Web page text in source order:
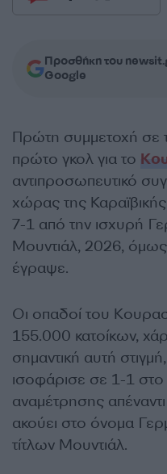
Προσθήκη του
Google
Πρώτη συμμετοχή σε
πρώτο γκολ για το
αντιπροσωπευτικό
χώρας της
7-1 από την ισχυρή
Μουντιάλ, 2026, όμως
έγραψε.
Οι οπαδοί του
155.000 κατοίκων,
σημαντική αυτή
ισοφάρισε σε 1-1
αναμέτρησης
ακούει στο όνομα
τίτλων Μουντιάλ.